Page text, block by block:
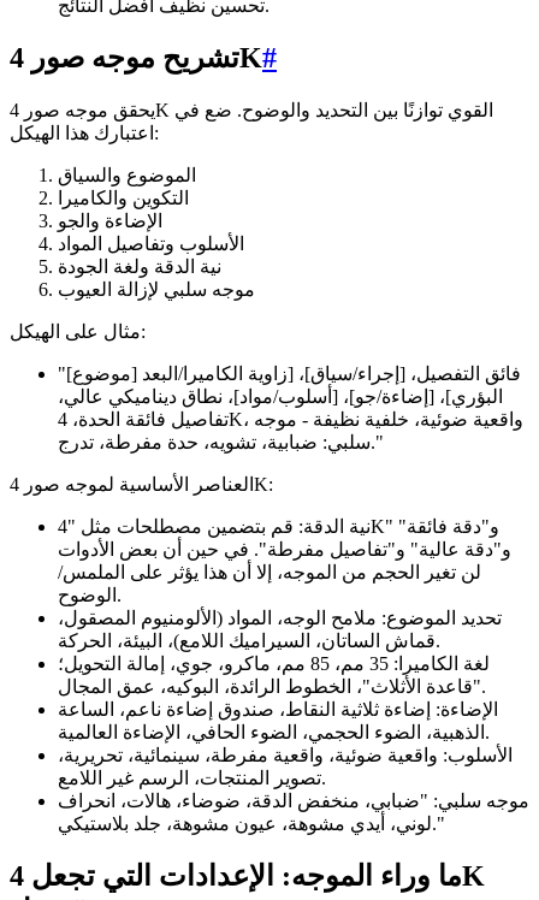
تحسين نظيف أفضل النتائج.
تشريح موجه صور 4K#
يحقق موجه صور 4K القوي توازنًا بين التحديد والوضوح. ضع في
اعتبارك هذا الهيكل:
الموضوع والسياق
التكوين والكاميرا
الإضاءة والجو
الأسلوب وتفاصيل المواد
نية الدقة ولغة الجودة
موجه سلبي لإزالة العيوب
مثال على الهيكل:
"[موضوع] فائق التفصيل، [إجراء/سياق]، [زاوية الكاميرا/البعد
البؤري]، [إضاءة/جو]، [أسلوب/مواد]، نطاق ديناميكي عالي،
تفاصيل فائقة الحدة، 4K، واقعية ضوئية، خلفية نظيفة - موجه
سلبي: ضبابية، تشويه، حدة مفرطة، تدرج."
العناصر الأساسية لموجه صور 4K:
نية الدقة: قم بتضمين مصطلحات مثل "4K" و"دقة فائقة"
و"دقة عالية" و"تفاصيل مفرطة". في حين أن بعض الأدوات
لن تغير الحجم من الموجه، إلا أن هذا يؤثر على الملمس/
الوضوح.
تحديد الموضوع: ملامح الوجه، المواد (الألومنيوم المصقول،
قماش الساتان، السيراميك اللامع)، البيئة، الحركة.
لغة الكاميرا: 35 مم، 85 مم، ماكرو، جوي، إمالة التحويل؛
"قاعدة الأثلاث"، الخطوط الرائدة، البوكيه، عمق المجال.
الإضاءة: إضاءة ثلاثية النقاط، صندوق إضاءة ناعم، الساعة
الذهبية، الضوء الحجمي، الضوء الحافي، الإضاءة العالمية.
الأسلوب: واقعية ضوئية، واقعية مفرطة، سينمائية، تحريرية،
تصوير المنتجات، الرسم غير اللامع.
موجه سلبي: "ضبابي، منخفض الدقة، ضوضاء، هالات، انحراف
لوني، أيدي مشوهة، عيون مشوهة، جلد بلاستيكي."
ما وراء الموجه: الإعدادات التي تجعل 4K